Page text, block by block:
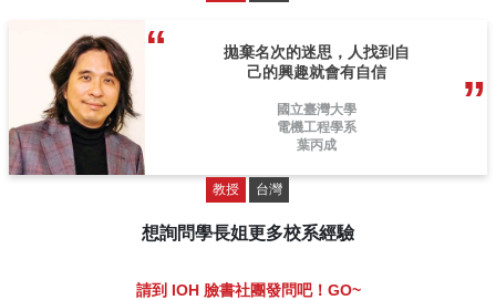
拋棄名次的迷思，人找到自
己的興趣就會有自信
國立臺灣大學
電機工程學系
葉丙成
教授 台灣
想詢問學長姐更多校系經驗
請到 IOH 臉書社團發問吧！GO~